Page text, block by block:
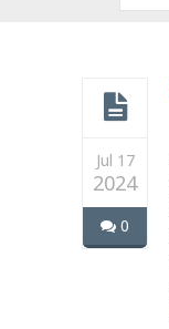
Jul 17
2024
0